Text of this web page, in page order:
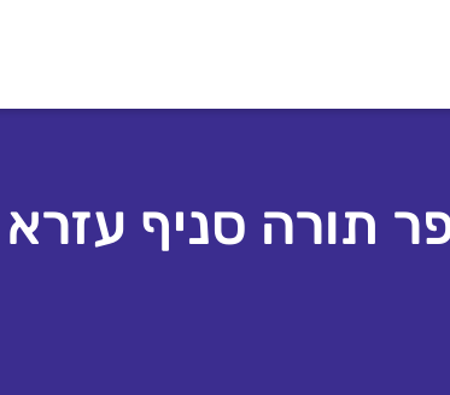
תורה סניף עזרא